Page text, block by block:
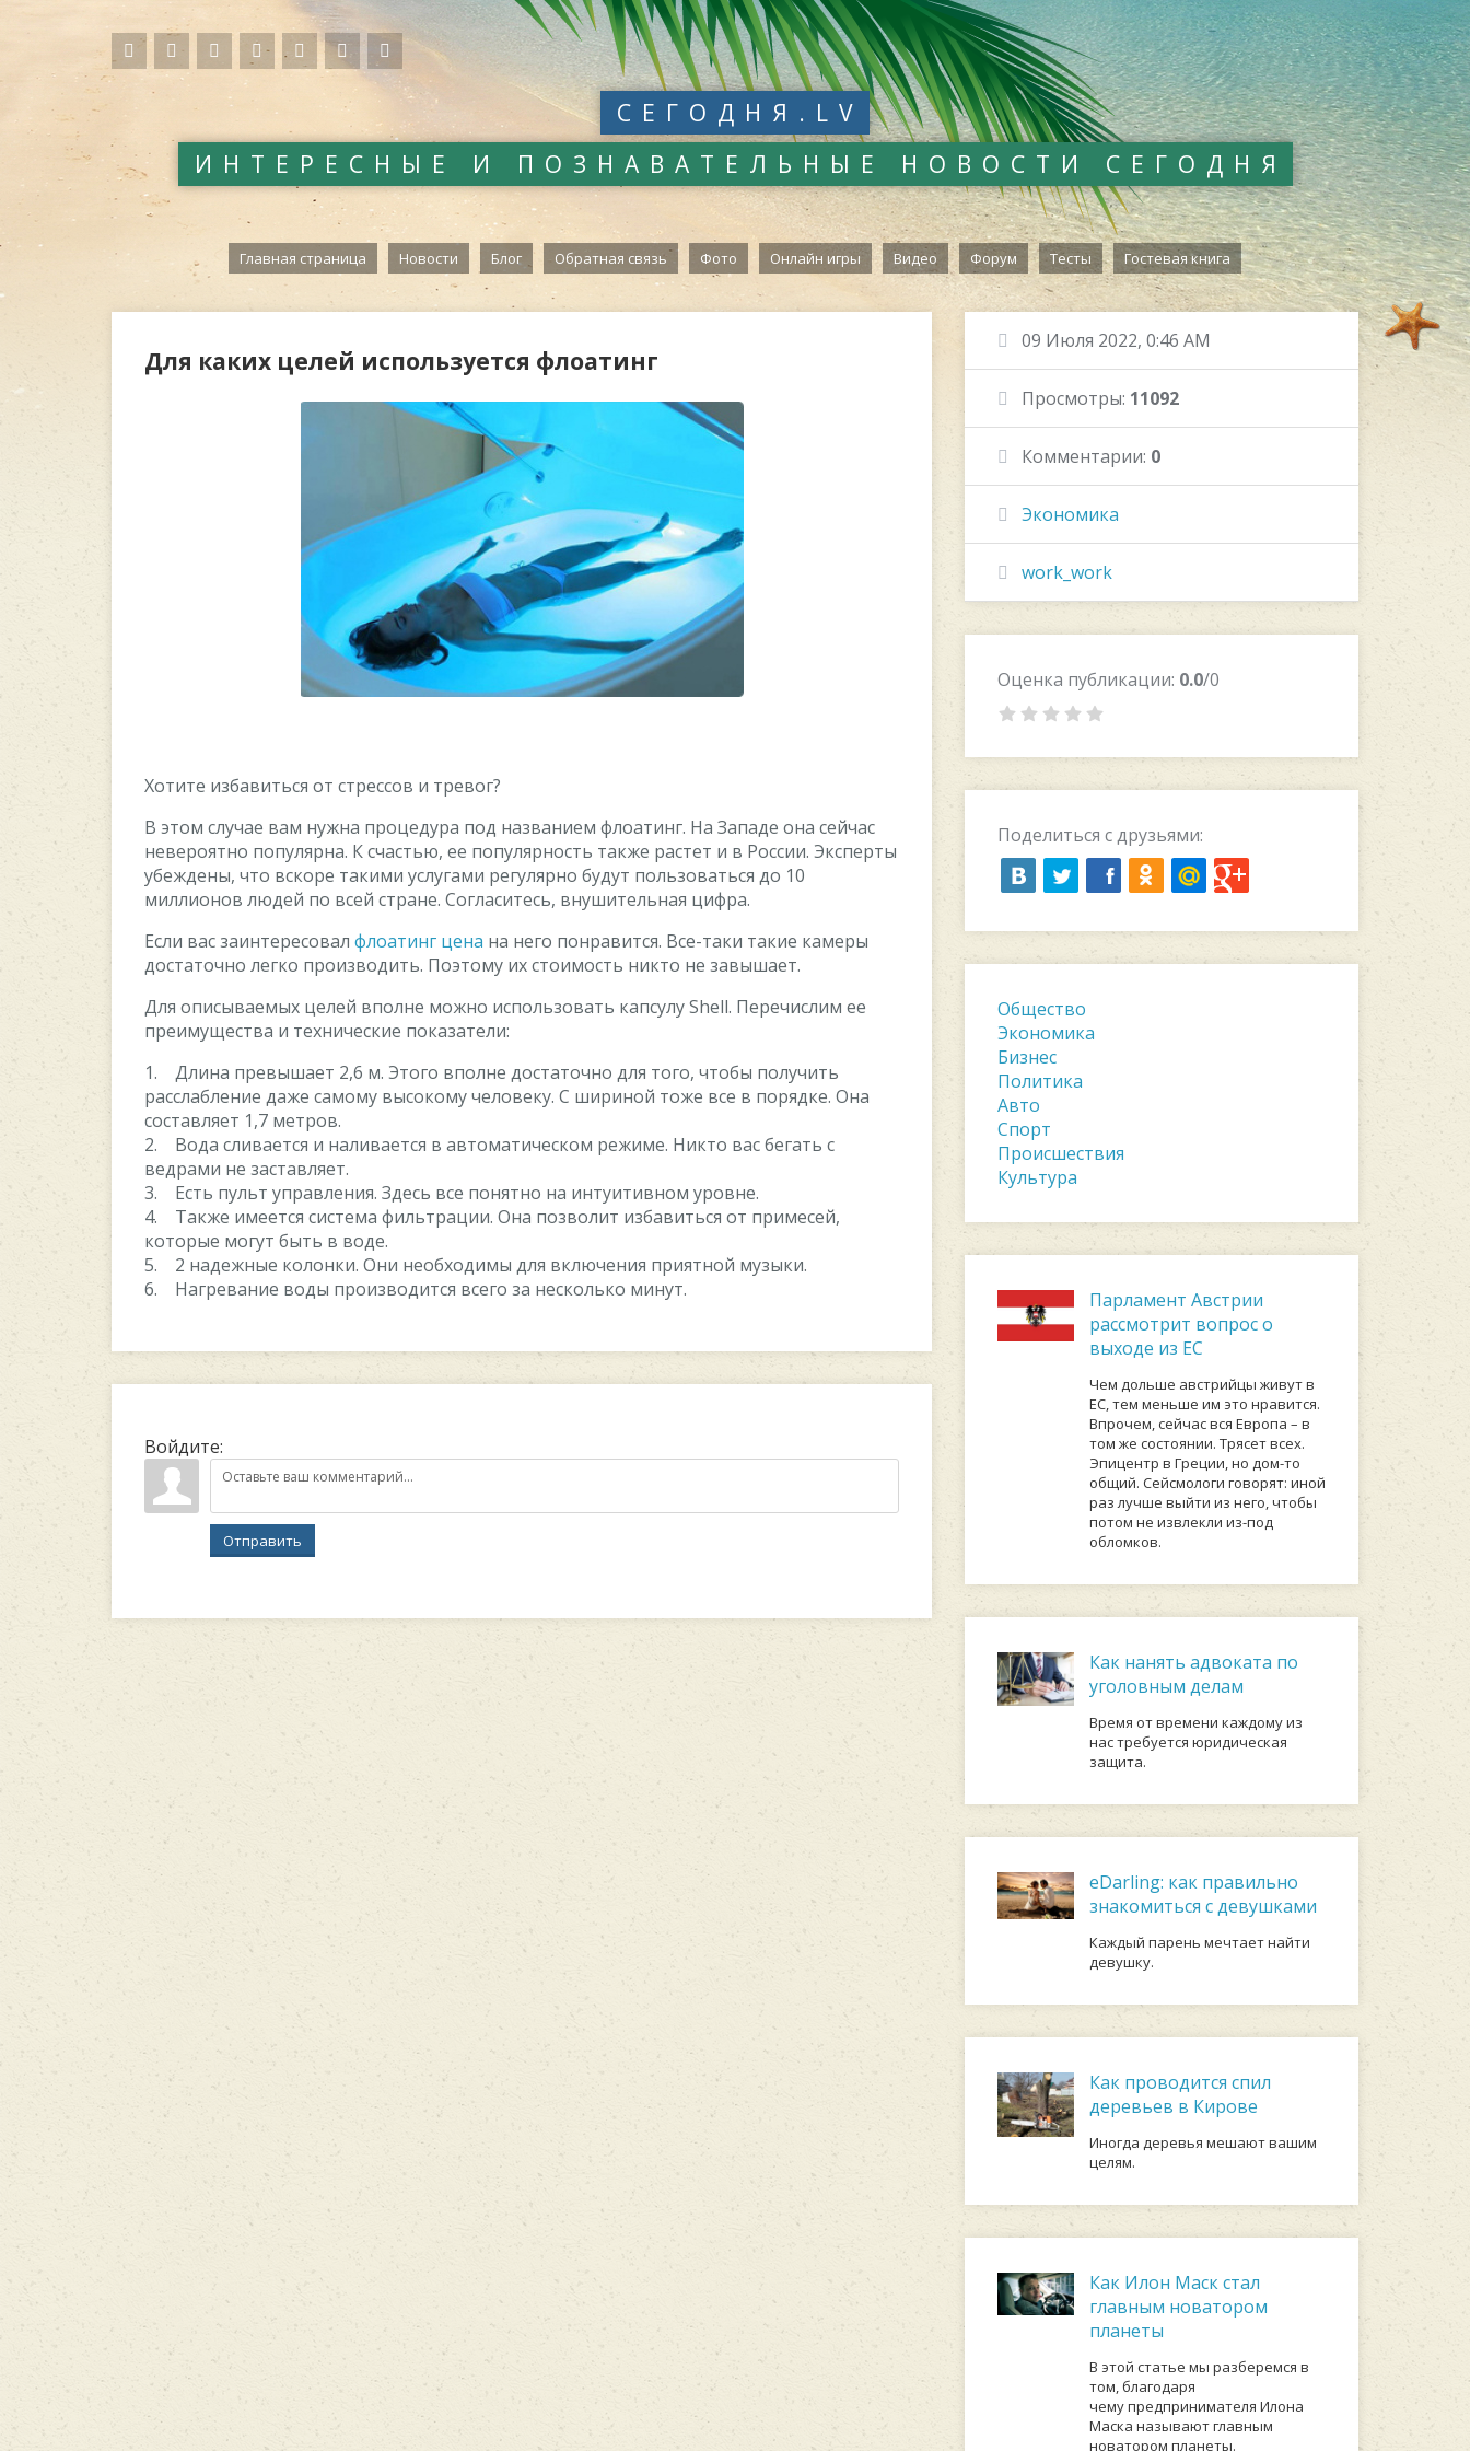
СЕГОДНЯ.LV
ИНТЕРЕСНЫЕ И ПОЗНАВАТЕЛЬНЫЕ НОВОСТИ СЕГОДНЯ
Главная страница Новости Блог Обратная связь Фото Онлайн игры Видео Форум Тесты Гостевая книга
Для каких целей используется флоатинг
Хотите избавиться от стрессов и тревог?
В этом случае вам нужна процедура под названием флоатинг. На Западе она сейчас
невероятно популярна. К счастью, ее популярность также растет и в России. Эксперты
убеждены, что вскоре такими услугами регулярно будут пользоваться до 10
миллионов людей по всей стране. Согласитесь, внушительная цифра.
Если вас заинтересовал флоатинг цена на него понравится. Все-таки такие камеры
достаточно легко производить. Поэтому их стоимость никто не завышает.
Для описываемых целей вполне можно использовать капсулу Shell. Перечислим ее
преимущества и технические показатели:
1. Длина превышает 2,6 м. Этого вполне достаточно для того, чтобы получить
расслабление даже самому высокому человеку. С шириной тоже все в порядке. Она
составляет 1,7 метров.
2. Вода сливается и наливается в автоматическом режиме. Никто вас бегать с
ведрами не заставляет.
3. Есть пульт управления. Здесь все понятно на интуитивном уровне.
4. Также имеется система фильтрации. Она позволит избавиться от примесей,
которые могут быть в воде.
5. 2 надежные колонки. Они необходимы для включения приятной музыки.
6. Нагревание воды производится всего за несколько минут.
Войдите:
Отправить
09 Июля 2022, 0:46 AM
Просмотры: 11092
Комментарии: 0
Экономика
work_work
Оценка публикации: 0.0/0
Поделиться с друзьями:
Общество
Экономика
Бизнес
Политика
Авто
Спорт
Происшествия
Культура
Парламент Австрии
рассмотрит вопрос о
выходе из ЕС
Чем дольше австрийцы живут в
ЕС, тем меньше им это нравится.
Впрочем, сейчас вся Европа – в
том же состоянии. Трясет всех.
Эпицентр в Греции, но дом-то
общий. Сейсмологи говорят: иной
раз лучше выйти из него, чтобы
потом не извлекли из-под
обломков.
Как нанять адвоката по
уголовным делам
Время от времени каждому из
нас требуется юридическая
защита.
eDarling: как правильно
знакомиться с девушками
Каждый парень мечтает найти
девушку.
Как проводится спил
деревьев в Кирове
Иногда деревья мешают вашим
целям.
Как Илон Маск стал
главным новатором
планеты
В этой статье мы разберемся в
том, благодаря
чему предпринимателя Илона
Маска называют главным
новатором планеты.